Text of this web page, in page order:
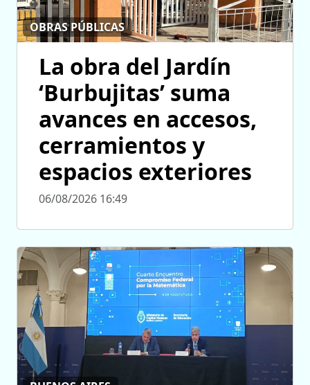
OBRAS PÚBLICAS
La obra del Jardín
‘Burbujitas’ suma
avances en accesos,
cerramientos y
espacios exteriores
06/08/2026 16:49